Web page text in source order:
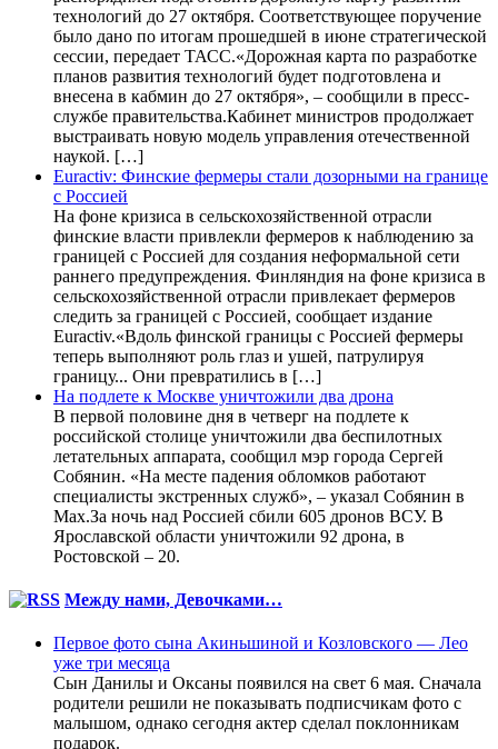
технологий до 27 октября. Соответствующее поручение
было дано по итогам прошедшей в июне стратегической
сессии, передает ТАСС.«Дорожная карта по разработке
планов развития технологий будет подготовлена и
внесена в кабмин до 27 октября», – сообщили в пресс-
службе правительства.Кабинет министров продолжает
выстраивать новую модель управления отечественной
наукой. […]
Euractiv: Финские фермеры стали дозорными на границе
с Россией
На фоне кризиса в сельскохозяйственной отрасли
финские власти привлекли фермеров к наблюдению за
границей с Россией для создания неформальной сети
раннего предупреждения. Финляндия на фоне кризиса в
сельскохозяйственной отрасли привлекает фермеров
следить за границей с Россией, сообщает издание
Euractiv.«Вдоль финской границы с Россией фермеры
теперь выполняют роль глаз и ушей, патрулируя
границу... Они превратились в […]
На подлете к Москве уничтожили два дрона
В первой половине дня в четверг на подлете к
российской столице уничтожили два беспилотных
летательных аппарата, сообщил мэр города Сергей
Собянин. «На месте падения обломков работают
специалисты экстренных служб», – указал Собянин в
Max.За ночь над Россией сбили 605 дронов ВСУ. В
Ярославской области уничтожили 92 дрона, в
Ростовской – 20.
Между нами, Девочками…
Первое фото сына Акиньшиной и Козловского — Лео
уже три месяца
Сын Данилы и Оксаны появился на свет 6 мая. Сначала
родители решили не показывать подписчикам фото с
малышом, однако сегодня актер сделал поклонникам
подарок.